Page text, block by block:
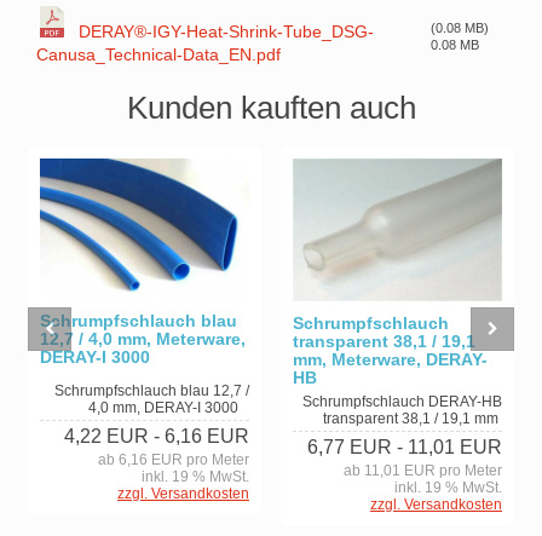
DERAY®-IGY-Heat-Shrink-Tube_DSG-
Canusa_Technical-Data_EN.pdf
(0.08 MB)
0.08 MB
Kunden kauften auch
Schrumpfschlauch blau
12,7 / 4,0 mm, Meterware,
DERAY-I 3000
Schrumpfschlauch blau 12,7 /
4,0 mm, DERAY-I 3000
4,22 EUR - 6,16 EUR
ab 6,16 EUR pro Meter
inkl. 19 % MwSt.
zzgl. Versandkosten
Schrumpfschlauch
transparent 38,1 / 19,1
mm, Meterware, DERAY-
HB
Schrumpfschlauch DERAY-HB
transparent 38,1 / 19,1 mm
6,77 EUR - 11,01 EUR
ab 11,01 EUR pro Meter
inkl. 19 % MwSt.
zzgl. Versandkosten